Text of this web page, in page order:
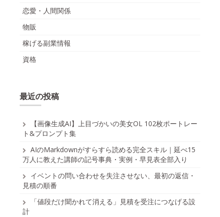
恋愛・人間関係
物販
稼げる副業情報
資格
最近の投稿
【画像生成AI】上目づかいの美女OL 102枚ポートレー
ト&プロンプト集
AIのMarkdownがすらすら読める完全スキル｜延べ15
万人に教えた講師の記号事典・実例・早見表全部入り
イベントの問い合わせを失注させない、最初の返信・
見積の順番
「値段だけ聞かれて消える」見積を受注につなげる設
計